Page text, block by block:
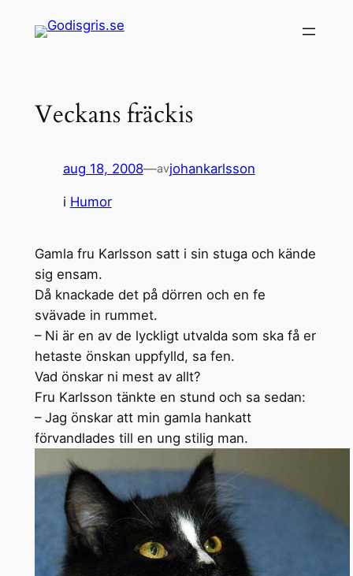
Veckans fräckis
aug 18, 2008—avjohankarlsson
i Humor
Gamla fru Karlsson satt i sin stuga och kände
sig ensam.
Då knackade det på dörren och en fe
svävade in rummet.
– Ni är en av de lyckligt utvalda som ska få er
hetaste önskan uppfylld, sa fen.
Vad önskar ni mest av allt?
Fru Karlsson tänkte en stund och sa sedan:
– Jag önskar att min gamla hankatt
förvandlades till en ung stilig man.